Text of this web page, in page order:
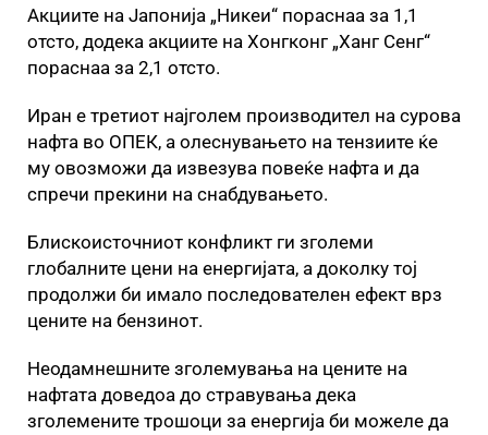
Акциите на Јапонија „Никеи“ пораснаа за 1,1
отсто, додека акциите на Хонгконг „Ханг Сенг“
пораснаа за 2,1 отсто.
Иран е третиот најголем производител на сурова
нафта во ОПЕК, а олеснувањето на тензиите ќе
му овозможи да извезува повеќе нафта и да
спречи прекини на снабдувањето.
Блискоисточниот конфликт ги зголеми
глобалните цени на енергијата, а доколку тој
продолжи би имало последователен ефект врз
цените на бензинот.
Неодамнешните зголемувања на цените на
нафтата доведоа до стравувања дека
зголемените трошоци за енергија би можеле да